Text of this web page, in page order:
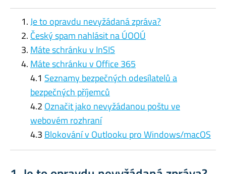
Je to opravdu nevyžádaná zpráva?
Český spam nahlásit na ÚOOÚ
Máte schránku v InSIS
Máte schránku v Office 365
4.1 Seznamy bezpečných odesílatelů a
bezpečných příjemců
4.2 Označit jako nevyžádanou poštu ve
webovém rozhraní
4.3 Blokování v Outlooku pro Windows/macOS